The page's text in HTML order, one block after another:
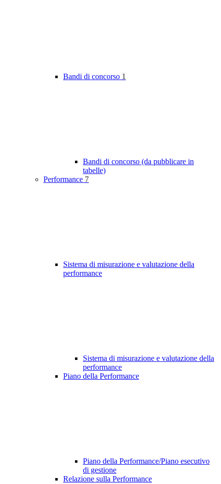
Bandi di concorso 1
Bandi di concorso (da pubblicare in
tabelle)
Performance 7
Sistema di misurazione e valutazione della
performance
Sistema di misurazione e valutazione della
performance
Piano della Performance
Piano della Performance/Piano esecutivo
di gestione
Relazione sulla Performance